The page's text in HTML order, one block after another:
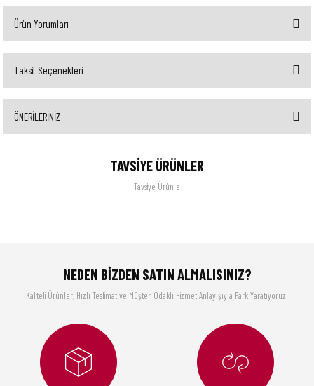
Ürün Yorumları
Taksit Seçenekleri
ÖNERİLERİNİZ
noktaları öneri formunu kullanarak tarafımıza iletebilirsiniz.
Ürün fiyatı diğer sitelerden daha pahalı.
Bu ürüne benzer farklı alternatifler olmalı.
TAVSİYE ÜRÜNLER
Tavsiye Ürünle
Fineline Mutfak Şefleri Serisi - Üçlü Profesyonel Bıçak Seti
3.690,00 TL
NEDEN BİZDEN SATIN ALMALISINIZ?
Kaliteli Ürünler, Hızlı Teslimat ve Müşteri Odaklı Hizmet Anlayışıyla Fark Yaratıyoruz!